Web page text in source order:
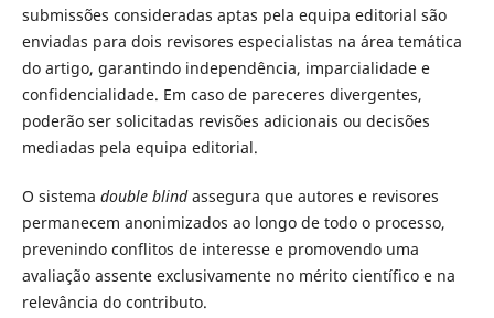
submissões consideradas aptas pela equipa editorial são
enviadas para dois revisores especialistas na área temática
do artigo, garantindo independência, imparcialidade e
confidencialidade. Em caso de pareceres divergentes,
poderão ser solicitadas revisões adicionais ou decisões
mediadas pela equipa editorial.
O sistema double blindassegura que autores e revisores
permanecem anonimizados ao longo de todo o processo,
prevenindo conflitos de interesse e promovendo uma
avaliação assente exclusivamente no mérito científico e na
relevância do contributo.